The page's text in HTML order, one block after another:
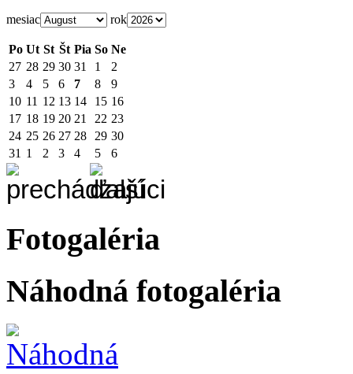
mesiac rok
Po Ut St Št Pia So Ne
27 28 29 30 31 1
2
3
4 5 6 7 8
9
10 11 12 13 14 15 16
17 18 19 20 21 22 23
24 25 26 27 28 29 30
31 1 2 3 4 5 6
Fotogaléria
Náhodná fotogaléria